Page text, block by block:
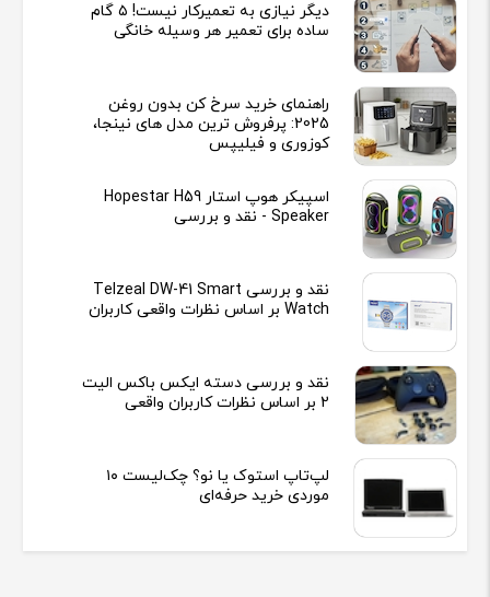
دیگر نیازی به تعمیرکار نیست! ۵ گام
ساده برای تعمیر هر وسیله خانگی
راهنمای خرید سرخ کن بدون روغن
2025: پرفروش ترین مدل های نینجا،
کوزوری و فیلیپس
اسپیکر هوپ استار Hopestar H59
Speaker - نقد و بررسی
نقد و بررسی Telzeal DW-41 Smart
Watch بر اساس نظرات واقعی کاربران
نقد و بررسی دسته ایکس باکس الیت
2 بر اساس نظرات کاربران واقعی
لپ‌تاپ استوک یا نو؟ چک‌لیست ۱۰
موردی خرید حرفه‌ای